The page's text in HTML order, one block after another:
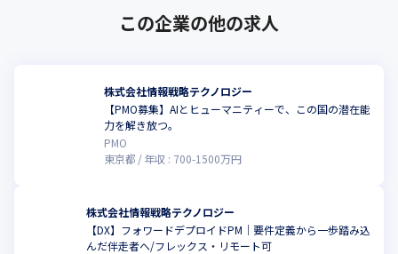
この企業の他の求人
株式会社情報戦略テクノロジー
【PMO募集】AIとヒューマニティーで、この国の潜在能
力を解き放つ。
PMO
東京都
年収 : 700-1500万円
株式会社情報戦略テクノロジー
【DX】フォワードデプロイドPM｜要件定義から一歩踏み込
んだ伴走者へ/フレックス・リモート可